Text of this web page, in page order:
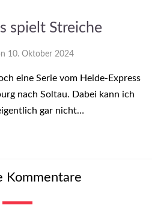
spielt Streiche
10. Oktober 2024
eine Serie vom Heide-Express
nach Soltau. Dabei kann ich
gar nicht…
Kommentare